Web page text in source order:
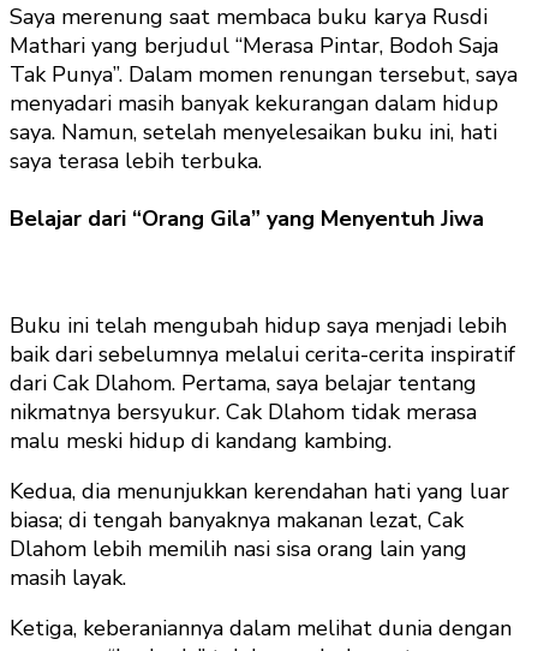
Saya merenung saat membaca buku karya Rusdi
Mathari yang berjudul “Merasa Pintar, Bodoh Saja
Tak Punya”. Dalam momen renungan tersebut, saya
menyadari masih banyak kekurangan dalam hidup
saya. Namun, setelah menyelesaikan buku ini, hati
saya terasa lebih terbuka.
Belajar dari “Orang Gila” yang Menyentuh Jiwa
Buku ini telah mengubah hidup saya menjadi lebih
baik dari sebelumnya melalui cerita-cerita inspiratif
dari Cak Dlahom. Pertama, saya belajar tentang
nikmatnya bersyukur. Cak Dlahom tidak merasa
malu meski hidup di kandang kambing.
Kedua, dia menunjukkan kerendahan hati yang luar
biasa; di tengah banyaknya makanan lezat, Cak
Dlahom lebih memilih nasi sisa orang lain yang
masih layak.
Ketiga, keberaniannya dalam melihat dunia dengan